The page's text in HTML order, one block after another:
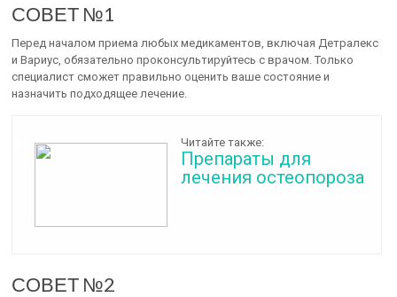
СОВЕТ №1
Перед началом приема любых медикаментов, включая Детралекс
и Вариус, обязательно проконсультируйтесь с врачом. Только
специалист сможет правильно оценить ваше состояние и
назначить подходящее лечение.
Читайте также:
Препараты для
лечения остеопороза
СОВЕТ №2